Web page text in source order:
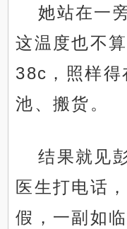
她站在一
这温度也不
38c，照样得
池、搬货。
结果就见
医生打电话
假，一副如